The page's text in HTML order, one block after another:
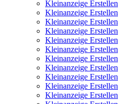
Kleinanzeige Erstellen
Kleinanzeige Erstellen
Kleinanzeige Erstellen
Kleinanzeige Erstellen
Kleinanzeige Erstellen
Kleinanzeige Erstellen
Kleinanzeige Erstellen
Kleinanzeige Erstellen
Kleinanzeige Erstellen
Kleinanzeige Erstellen
Kleinanzeige Erstellen